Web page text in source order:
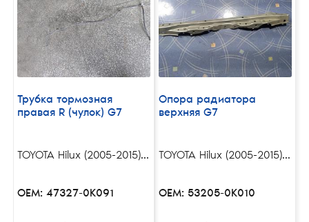
Трубка тормозная
правая R (чулок) G7
TOYOTA Hilux (2005-2015)...
OEM: 47327-0K091
Опора радиатора
верхняя G7
TOYOTA Hilux (2005-2015)...
OEM: 53205-0K010